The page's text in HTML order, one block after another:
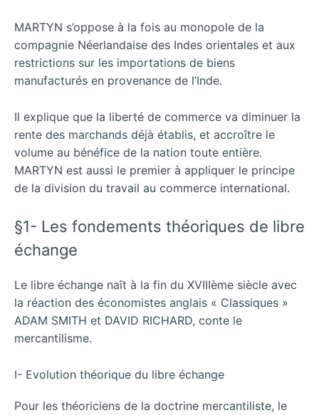
MARTYN s’oppose à la fois au monopole de la
compagnie Néerlandaise des Indes orientales et aux
restrictions sur les importations de biens
manufacturés en provenance de l’Inde.
Il explique que la liberté de commerce va diminuer la
rente des marchands déjà établis, et accroître le
volume au bénéfice de la nation toute entière.
MARTYN est aussi le premier à appliquer le principe
de la division du travail au commerce international.
§1- Les fondements théoriques de libre
échange
Le libre échange naît à la fin du XVIIIème siècle avec
la réaction des économistes anglais « Classiques »
ADAM SMITH et DAVID RICHARD, conte le
mercantilisme.
I- Evolution théorique du libre échange
Pour les théoriciens de la doctrine mercantiliste, le